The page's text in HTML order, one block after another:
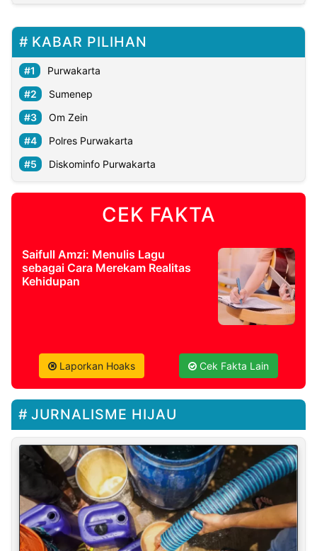
KABAR PILIHAN
Purwakarta
Sumenep
Om Zein
Polres Purwakarta
Diskominfo Purwakarta
CEK FAKTA
Saifull Amzi: Menulis Lagu
sebagai Cara Merekam Realitas
Kehidupan
Laporkan Hoaks Cek Fakta Lain
JURNALISME HIJAU